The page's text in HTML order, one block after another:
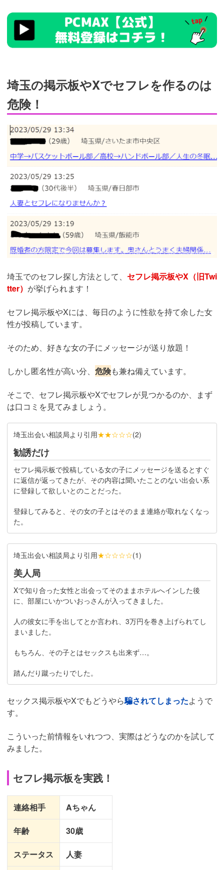
https://pcmax.jp/lp/?
ad_id=rm327007
埼玉の掲示板やXでセフレを作るのは
危険！
引用：https://gazou-mania.org/warisefu/area/%E5%9F%BC%E7%8E%89/#userstop
埼玉でのセフレ探し方法として、 セフレ掲示板やX（旧Twi
tter） が挙げられます！
セフレ掲示板やXには、毎日のように性欲を持て余した女
性が投稿しています。
そのため、好きな女の子にメッセージが送り放題！
しかし匿名性が高い分、 危険も兼ね備えています。
そこで、セフレ掲示板やXでセフレが見つかるのか、まず
は口コミを見てみましょう。
埼玉出会い相談局より引用★★☆☆☆(2)
勧誘だけ
セフレ掲示板で投稿している女の子にメッセージを送るとすぐ
に返信が返ってきたが、その内容は聞いたことのない出会い系
に登録して欲しいとのことだった。
登録してみると、その女の子とはそのまま連絡が取れなくなっ
た。
埼玉出会い相談局より引用★☆☆☆☆(1)
美人局
Xで知り合った女性と出会ってそのままホテルへインした後
に、部屋にいかついおっさんが入ってきました。
人の彼女に手を出してとか言われ、3万円を巻き上げられてし
まいました。
もちろん、その子とはセックスも出来ず…。
踏んだり蹴ったりでした。
セックス掲示板やXでもどうやら騙されてしまったようで
す。
こういった前情報をいれつつ、実際はどうなのかを試して
みました。
セフレ掲示板を実践！
連絡相手 Aちゃん
年齢 30歳
ステータス 人妻